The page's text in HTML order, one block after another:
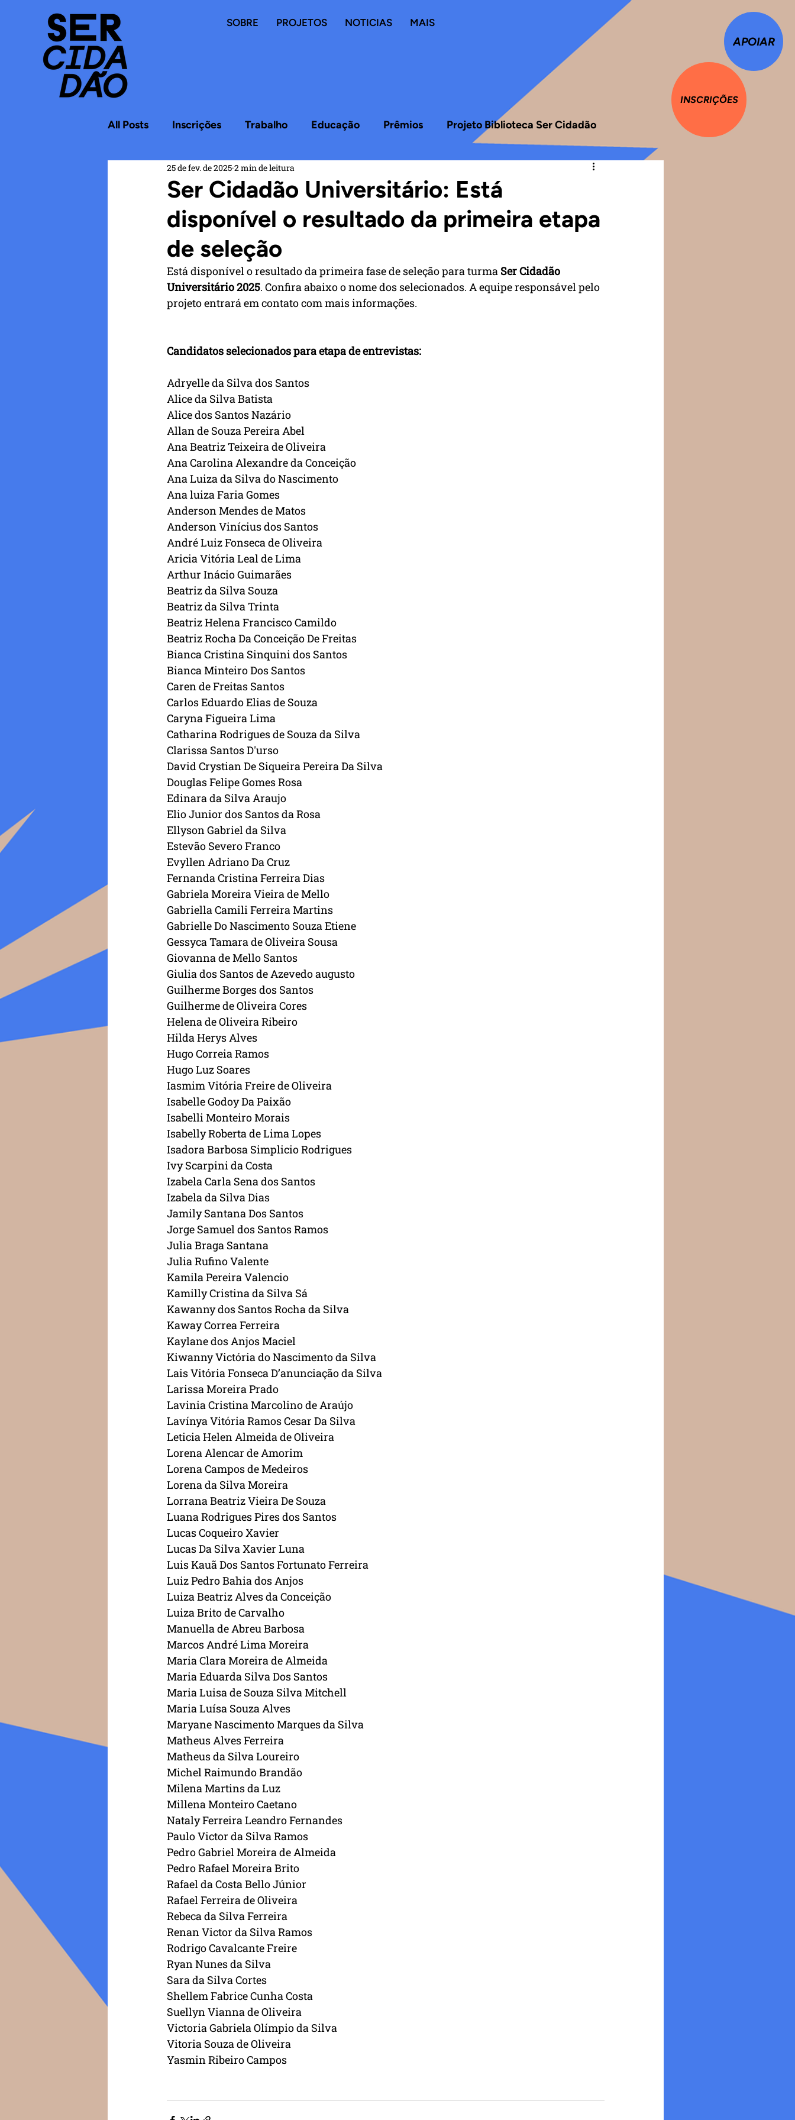
APOIAR
INSCRIÇÕES
SOBRE PROJETOS NOTICIAS MAIS
All Posts Inscrições Trabalho Educação Prêmios Projeto Biblioteca Ser Cidadão
Ser Cidadão Universitário: Está
disponível o resultado da primeira etapa
de seleção
25 de fev. de 2025 2 min de leitura
Está disponível o resultado da primeira fase de seleção para turma Ser Cidadão
Universitário 2025. Confira abaixo o nome dos selecionados. A equipe responsável pelo
projeto entrará em contato com mais informações.
Candidatos selecionados para etapa de entrevistas:
Adryelle da Silva dos Santos
Alice da Silva Batista
Alice dos Santos Nazário
Allan de Souza Pereira Abel
Ana Beatriz Teixeira de Oliveira
Ana Carolina Alexandre da Conceição
Ana Luiza da Silva do Nascimento
Ana luiza Faria Gomes
Anderson Mendes de Matos
Anderson Vinícius dos Santos
André Luiz Fonseca de Oliveira
Aricia Vitória Leal de Lima
Arthur Inácio Guimarães
Beatriz da Silva Souza
Beatriz da Silva Trinta
Beatriz Helena Francisco Camildo
Beatriz Rocha Da Conceição De Freitas
Bianca Cristina Sinquini dos Santos
Bianca Minteiro Dos Santos
Caren de Freitas Santos
Carlos Eduardo Elias de Souza
Caryna Figueira Lima
Catharina Rodrigues de Souza da Silva
Clarissa Santos D'urso
David Crystian De Siqueira Pereira Da Silva
Douglas Felipe Gomes Rosa
Edinara da Silva Araujo
Elio Junior dos Santos da Rosa
Ellyson Gabriel da Silva
Estevão Severo Franco
Evyllen Adriano Da Cruz
Fernanda Cristina Ferreira Dias
Gabriela Moreira Vieira de Mello
Gabriella Camili Ferreira Martins
Gabrielle Do Nascimento Souza Etiene
Gessyca Tamara de Oliveira Sousa
Giovanna de Mello Santos
Giulia dos Santos de Azevedo augusto
Guilherme Borges dos Santos
Guilherme de Oliveira Cores
Helena de Oliveira Ribeiro
Hilda Herys Alves
Hugo Correia Ramos
Hugo Luz Soares
Iasmim Vitória Freire de Oliveira
Isabelle Godoy Da Paixão
Isabelli Monteiro Morais
Isabelly Roberta de Lima Lopes
Isadora Barbosa Simplicio Rodrigues
Ivy Scarpini da Costa
Izabela Carla Sena dos Santos
Izabela da Silva Dias
Jamily Santana Dos Santos
Jorge Samuel dos Santos Ramos
Julia Braga Santana
Julia Rufino Valente
Kamila Pereira Valencio
Kamilly Cristina da Silva Sá
Kawanny dos Santos Rocha da Silva
Kaway Correa Ferreira
Kaylane dos Anjos Maciel
Kiwanny Victória do Nascimento da Silva
Lais Vitória Fonseca D’anunciação da Silva
Larissa Moreira Prado
Lavinia Cristina Marcolino de Araújo
Lavínya Vitória Ramos Cesar Da Silva
Leticia Helen Almeida de Oliveira
Lorena Alencar de Amorim
Lorena Campos de Medeiros
Lorena da Silva Moreira
Lorrana Beatriz Vieira De Souza
Luana Rodrigues Pires dos Santos
Lucas Coqueiro Xavier
Lucas Da Silva Xavier Luna
Luis Kauã Dos Santos Fortunato Ferreira
Luiz Pedro Bahia dos Anjos
Luiza Beatriz Alves da Conceição
Luiza Brito de Carvalho
Manuella de Abreu Barbosa
Marcos André Lima Moreira
Maria Clara Moreira de Almeida
Maria Eduarda Silva Dos Santos
Maria Luisa de Souza Silva Mitchell
Maria Luísa Souza Alves
Maryane Nascimento Marques da Silva
Matheus Alves Ferreira
Matheus da Silva Loureiro
Michel Raimundo Brandão
Milena Martins da Luz
Millena Monteiro Caetano
Nataly Ferreira Leandro Fernandes
Paulo Victor da Silva Ramos
Pedro Gabriel Moreira de Almeida
Pedro Rafael Moreira Brito
Rafael da Costa Bello Júnior
Rafael Ferreira de Oliveira
Rebeca da Silva Ferreira
Renan Victor da Silva Ramos
Rodrigo Cavalcante Freire
Ryan Nunes da Silva
Sara da Silva Cortes
Shellem Fabrice Cunha Costa
Suellyn Vianna de Oliveira
Victoria Gabriela Olímpio da Silva
Vitoria Souza de Oliveira
Yasmin Ribeiro Campos